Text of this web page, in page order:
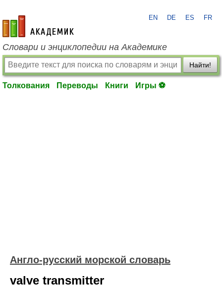
academic.ru
EN DE ES FR
Словари и энциклопедии на Академике
Найти!
Толкования Переводы Книги Игры ⚽
Англо-русский морской словарь
valve transmitter